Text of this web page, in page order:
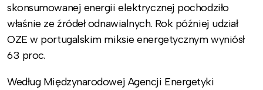
skonsumowanej energii elektrycznej pochodziło
właśnie ze źródeł odnawialnych. Rok później udział
OZE w portugalskim miksie energetycznym wyniósł
63 proc.
Według Międzynarodowej Agencji Energetyki